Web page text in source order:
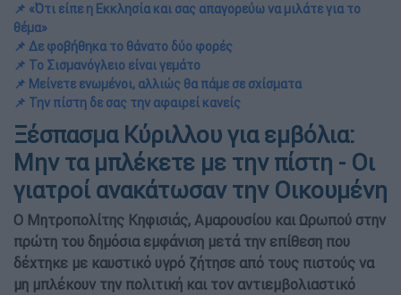
📌 «Ότι είπε η Εκκλησία και σας απαγορεύω να μιλάτε για το
θέμα»
📌 Δε φοβήθηκα το θάνατο δύο φορές
📌 Το Σισμανόγλειο είναι γεμάτο
📌 Μείνετε ενωμένοι, αλλιώς θα πάμε σε σχίσματα
📌 Την πίστη δε σας την αφαιρεί κανείς
Ξέσπασμα Κύριλλου για εμβόλια:
Μην τα μπλέκετε με την πίστη - Οι
γιατροί ανακάτωσαν την Οικουμένη
Ο Μητροπολίτης Κηφισιάς, Αμαρουσίου και Ωρωπού στην
πρώτη του δημόσια εμφάνιση μετά την επίθεση που
δέχτηκε με καυστικό υγρό ζήτησε από τους πιστούς να
μη μπλέκουν την πολιτική και τον αντιεμβολιαστικό